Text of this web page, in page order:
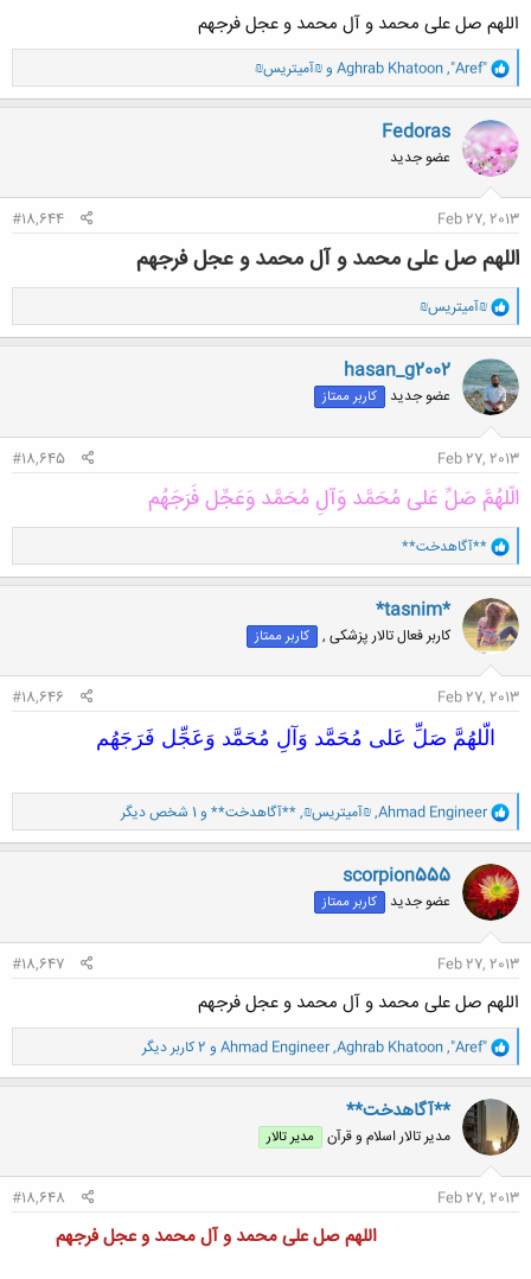
اللهم صل علی محمد و آل محمد و عجل فرجهم
و
ا
ک
ن
ش
ه
ا
"Aref"
,
Aghrab Khatoon و ₪آمیتریس₪
Fedoras
عضو جدید
Feb 27, 2013
#18,644
اللهم صل علی محمد و آل محمد و عجل فرجهم
و
ا
ک
ن
ش
ه
ا
₪آمیتریس₪
hasan_g2002
عضو جدید کاربر ممتاز
Feb 27, 2013
#18,645
الّلهُمَّ صَلِّ عَلی مُحَمَّد وَآلِ مُحَمَّد وَعَجِّل فَرَجَهُم
و
ا
ک
ن
ش
ه
ا
**آگاهدخت**
*tasnim*
کاربر فعال تالار پزشکی , کاربر ممتاز
Feb 27, 2013
#18,646
الّلهُمَّ صَلِّ عَلی مُحَمَّد وَآلِ مُحَمَّد وَعَجِّل فَرَجَهُم
و
ا
ک
ن
ش
ه
ا
Ahmad Engineer
,₪آمیتریس₪,**آگاهدخت** و 1 شخص دیگر
scorpion555
عضو جدید کاربر ممتاز
Feb 27, 2013
#18,647
اللهم صل علی محمد و آل محمد و عجل فرجهم
و
ا
ک
ن
ش
ه
ا
"Aref"
,
Aghrab Khatoon
,
Ahmad Engineer و 2 کاربر دیگر
**آگاهدخت**
مدیر تالار اسلام و قرآن مدیر تالار
Feb 27, 2013
#18,648
اللهم صل علی محمد و آل محمد و عجل فرجهم